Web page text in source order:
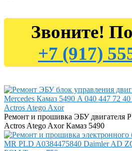
Звоните!
+7 (917)
Ремонт и прошивка ЭБУ двигателя
Actros Atego Axor Камаз 5490